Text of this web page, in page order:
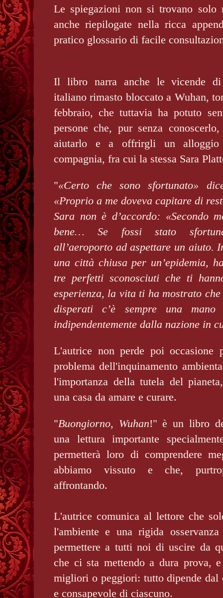
Le spiegazioni non si trovano solo
anche riepilogate nella ricca
pratico glossario di facile
Il libro narra anche le vicende
italiano rimasto bloccato a Wuhan,
febbraio, che tuttavia ha potuto
persone che, pur senza
aiutarlo e a offrirgli un
compagnia, fra cui la stessa Sara
"«Certo che sono sfortunato»
«Proprio a me doveva capitare di
Sara non è d’accordo: «Secondo
bene… Se fossi stato
all’aeroporto ad aspettare un aiuto.
una città chiusa per un’epidemia,
tre perfetti sconosciuti che ti
esperienza, la vita ti ha mostrato
disperati c’è sempre una
indipendentemente dalla nazione in
L'autrice non perde poi occasione
problema dell'inquinamento
l'importanza della tutela del
una casa da amare e curare.
"Buongiorno, Wuhan!" è un libro
una lettura importante
permetterà loro di comprendere
abbiamo vissuto e che,
affrontando.
L'autrice comunica al lettore che
l'ambiente e una rigida
permettere a tutti noi di uscire da
che ci sta mettendo a dura prova,
migliori o peggiori: tutto dipende dal
e consapevole di ciascuno.